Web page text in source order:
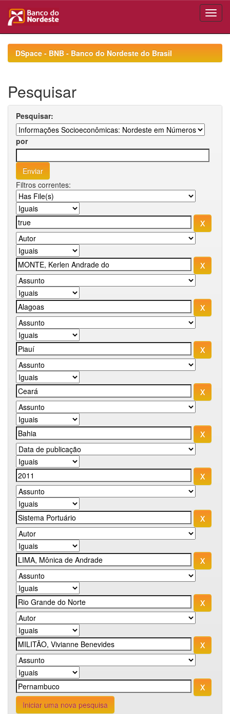
navigationDSpace - BNB - Banco do Nordeste do Brasil
Pesquisar
Pesquisar:
por
Filtros correntes:
Iniciar uma nova pesquisa